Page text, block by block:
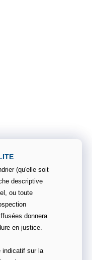
(qu'elle soit
descriptive
ou toute
donnera
en justice.
indicatif sur la